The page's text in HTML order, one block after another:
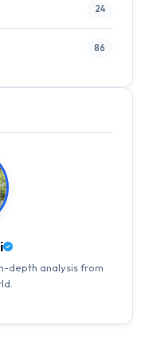
24
86
depth analysis from